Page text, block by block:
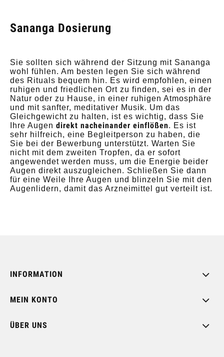
Sananga Dosierung
Sie sollten sich während der Sitzung mit Sananga
wohl fühlen. Am besten legen Sie sich während
des Rituals bequem hin. Es wird empfohlen, einen
ruhigen und friedlichen Ort zu finden, sei es in der
Natur oder zu Hause, in einer ruhigen Atmosphäre
und mit sanfter, meditativer Musik. Um das
Gleichgewicht zu halten, ist es wichtig, dass Sie
Ihre Augen direkt nacheinander einflößen. Es ist
sehr hilfreich, eine Begleitperson zu haben, die
Sie bei der Bewerbung unterstützt. Warten Sie
nicht mit dem zweiten Tropfen, da er sofort
angewendet werden muss, um die Energie beider
Augen direkt auszugleichen. Schließen Sie dann
für eine Weile Ihre Augen und blinzeln Sie mit den
Augenlidern, damit das Arzneimittel gut verteilt ist.
INFORMATION
MEIN KONTO
ÜBER UNS